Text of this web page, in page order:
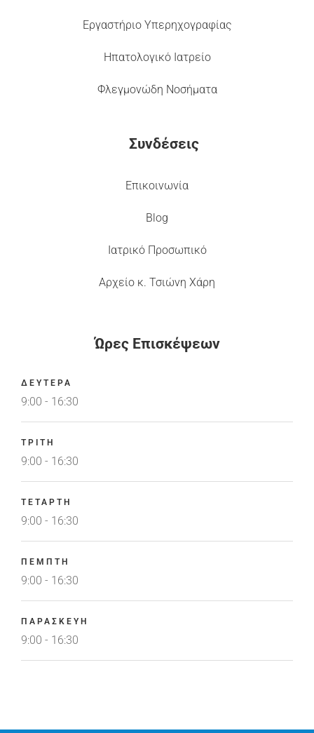
Εργαστήριο Υπερηχογραφίας
Ηπατολογικό Ιατρείο
Φλεγμονώδη Νοσήματα
Συνδέσεις
Επικοινωνία
Blog
Ιατρικό Προσωπικό
Αρχείο κ. Τσιώνη Χάρη
Ώρες Επισκέψεων
ΔΕΥΤΕΡΑ
9:00 - 16:30
ΤΡΙΤΗ
9:00 - 16:30
ΤΕΤΑΡΤΗ
9:00 - 16:30
ΠΕΜΠΤΗ
9:00 - 16:30
ΠΑΡΑΣΚΕΥΗ
9:00 - 16:30